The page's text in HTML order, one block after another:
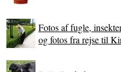
Fotos af fugle,
og fotos fra rejse til